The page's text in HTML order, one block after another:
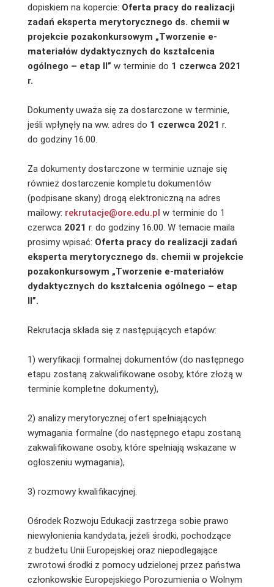
dopiskiem na kopercie: Oferta pracy do realizacji
zadań eksperta merytorycznego ds. chemii w
projekcie pozakonkursowym „Tworzenie e-
materiałów dydaktycznych do kształcenia
ogólnego – etap II” w terminie do 1 czerwca 2021
r.
Dokumenty uważa się za dostarczone w terminie,
jeśli wpłynęły na ww. adres do 1 czerwca 2021 r.
do godziny 16.00.
Za dokumenty dostarczone w terminie uznaje się
również dostarczenie kompletu dokumentów
(podpisane skany) drogą elektroniczną na adres
mailowy: rekrutacje@ore.edu.pl w terminie do 1
czerwca 2021 r. do godziny 16.00. W temacie maila
prosimy wpisać: Oferta pracy do realizacji zadań
eksperta merytorycznego ds. chemii w projekcie
pozakonkursowym „Tworzenie e-materiałów
dydaktycznych do kształcenia ogólnego – etap
II”.
Rekrutacja składa się z następujących etapów:
1) weryfikacji formalnej dokumentów (do następnego
etapu zostaną zakwalifikowane osoby, które złożą w
terminie kompletne dokumenty),
2) analizy merytorycznej ofert spełniających
wymagania formalne (do następnego etapu zostaną
zakwalifikowane osoby, które spełniają wskazane w
ogłoszeniu wymagania),
3) rozmowy kwalifikacyjnej.
Ośrodek Rozwoju Edukacji zastrzega sobie prawo
niewyłonienia kandydata, jeżeli środki, pochodzące
z budżetu Unii Europejskiej oraz niepodlegające
zwrotowi środki z pomocy udzielonej przez państwa
członkowskie Europejskiego Porozumienia o Wolnym